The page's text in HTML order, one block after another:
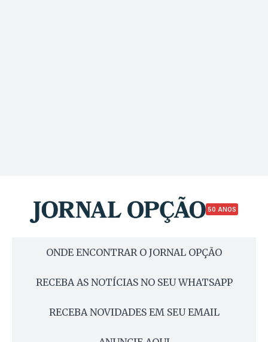
50 ANOS
ONDE ENCONTRAR O JORNAL OPÇÃO
RECEBA AS NOTÍCIAS NO SEU WHATSAPP
RECEBA NOVIDADES EM SEU EMAIL